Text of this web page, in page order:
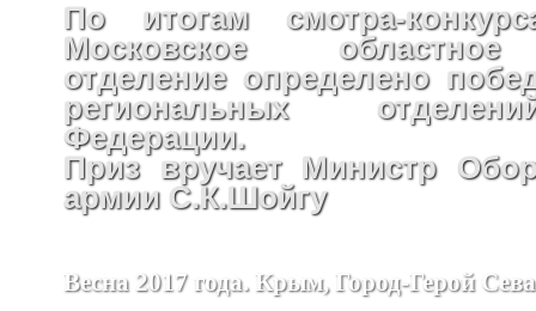
По итогам смотра-
Московское областное
отделение определено
региональных
Федерации.
Приз вручает Министр
армии С.К.Шойгу
Весна 2017 года. Крым, Город-Герой